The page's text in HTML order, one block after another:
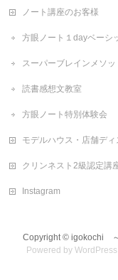
ノート講座のお客様
方眼ノート１dayベーシ
スーパーブレインメソ
読書感想文教室
方眼ノート特別体験会
モデルハウス・店舗デ
クリンネスト2級認定講
Instagram
Copyright © igokochi ～
Powered byWordPress